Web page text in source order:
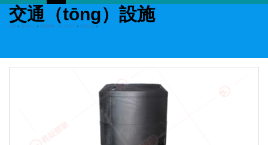
交通（tōng）設施
首頁 > 產品中心 > 滾塑開發（fā）與加工 > 交通設施 >